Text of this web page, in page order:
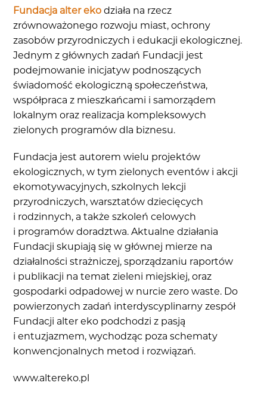
Fundacja alter eko działa na rzecz
zrównoważonego rozwoju miast, ochrony
zasobów przyrodniczych i edukacji ekologicznej.
Jednym z głównych zadań Fundacji jest
podejmowanie inicjatyw podnoszących
świadomość ekologiczną społeczeństwa,
współpraca z mieszkańcami i samorządem
lokalnym oraz realizacja kompleksowych
zielonych programów dla biznesu.
Fundacja jest autorem wielu projektów
ekologicznych, w tym zielonych eventów i akcji
ekomotywacyjnych, szkolnych lekcji
przyrodniczych, warsztatów dziecięcych
i rodzinnych, a także szkoleń celowych
i programów doradztwa. Aktualne działania
Fundacji skupiają się w głównej mierze na
działalności strażniczej, sporządzaniu raportów
i publikacji na temat zieleni miejskiej, oraz
gospodarki odpadowej w nurcie zero waste. Do
powierzonych zadań interdyscyplinarny zespół
Fundacji alter eko podchodzi z pasją
i entuzjazmem, wychodząc poza schematy
konwencjonalnych metod i rozwiązań.
www.altereko.pl